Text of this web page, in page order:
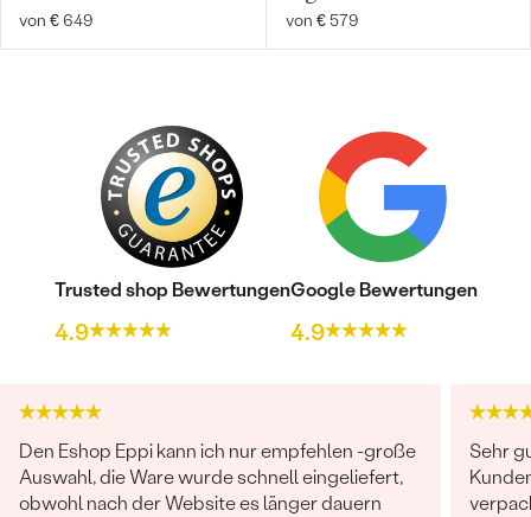
von € 649 von € 579
Trusted shop Bewertungen
4.9
Google Bewertungen
4.9
Den Eshop Eppi kann ich nur empfehlen -große
Auswahl, die Ware wurde schnell eingeliefert,
obwohl nach der Website es länger dauern
Sehr